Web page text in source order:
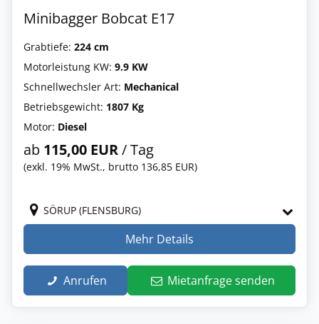
Minibagger Bobcat E17
Grabtiefe: 224 cm
Motorleistung KW: 9.9 KW
Schnellwechsler Art: Mechanical
Betriebsgewicht: 1807 Kg
Motor: Diesel
ab 115,00 EUR/ Tag
(exkl. 19% MwSt., brutto 136,85 EUR)
SÖRUP (FLENSBURG)
Mehr Details
Anrufen Mietanfrage senden